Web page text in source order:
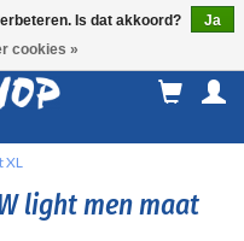
XL
light men maat
Is dat akkoord?
Ja
cookies »